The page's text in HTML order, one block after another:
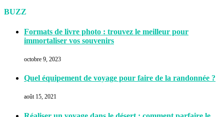
BUZZ
Formats de livre photo : trouvez le meilleur pour
immortaliser vos souvenirs
octobre 9, 2023
Quel équipement de voyage pour faire de la randonnée ?
août 15, 2021